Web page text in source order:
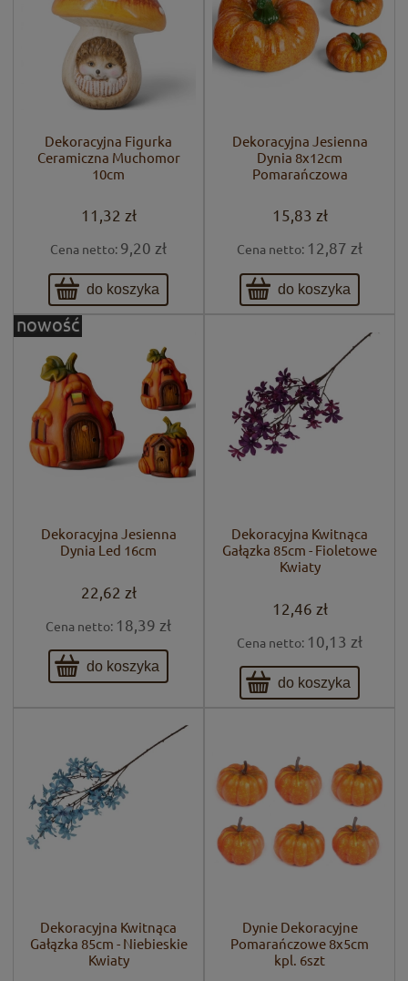
Dekoracyjna Figurka
Ceramiczna Muchomor
10cm
11,32 zł
Cena netto: 9,20 zł
do koszyka
Dekoracyjna Jesienna
Dynia 8x12cm
Pomarańczowa
15,83 zł
Cena netto: 12,87 zł
do koszyka
Dekoracyjna Jesienna
Dynia Led 16cm
22,62 zł
Cena netto: 18,39 zł
do koszyka
nowość
Dekoracyjna Kwitnąca
Gałązka 85cm - Fioletowe
Kwiaty
12,46 zł
Cena netto: 10,13 zł
do koszyka
Dekoracyjna Kwitnąca
Gałązka 85cm - Niebieskie
Kwiaty
Dynie Dekoracyjne
Pomarańczowe 8x5cm
kpl. 6szt